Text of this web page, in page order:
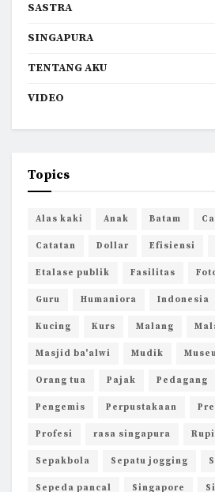
SASTRA
SINGAPURA
TENTANG AKU
VIDEO
Topics
Alas kaki Anak Batam
Catatan Dollar Efisiensi
Etalase publik Fasilitas
Guru Humaniora Indonesia
Kucing Kurs Malang
Masjid ba'alwi Mudik
Orang tua Pajak Pedagang
Pengemis Perpustakaan
Profesi rasa singapura
Sepakbola Sepatu jogging
Sepeda pancal Singapore